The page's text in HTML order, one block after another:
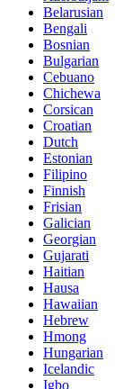
Belarusian
Bengali
Bosnian
Bulgarian
Cebuano
Chichewa
Corsican
Croatian
Dutch
Estonian
Filipino
Finnish
Frisian
Galician
Georgian
Gujarati
Haitian
Hausa
Hawaiian
Hebrew
Hmong
Hungarian
Icelandic
Igbo